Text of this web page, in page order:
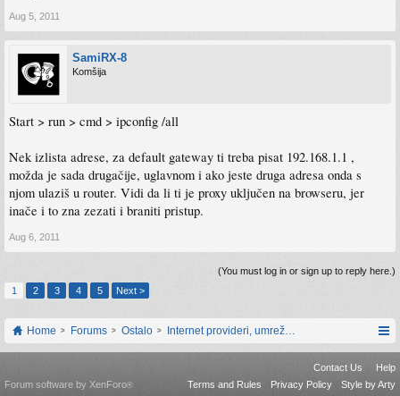
Aug 5, 2011
SamiRX-8
Komšija
Start > run > cmd > ipconfig /all
Nek izlista adrese, za default gateway ti treba pisat 192.168.1.1 ,
možda je sada drugačije, uglavnom i ako jeste druga adresa onda s
njom ulaziš u router. Vidi da li ti je proxy uključen na browseru, jer
inače i to zna zezati i braniti pristup.
Aug 6, 2011
(You must log in or sign up to reply here.)
1
2 3 4 5 Next >
Home Forums Ostalo Internet provideri, umrežavanje i web servisi
Contact Us
Help
Terms and Rules
Privacy Policy Style by Arty
Forum software by XenForo®